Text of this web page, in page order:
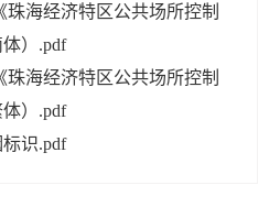
珠海经济特区公共场所控制
）.pdf
珠海经济特区公共场所控制
）.pdf
识.pdf